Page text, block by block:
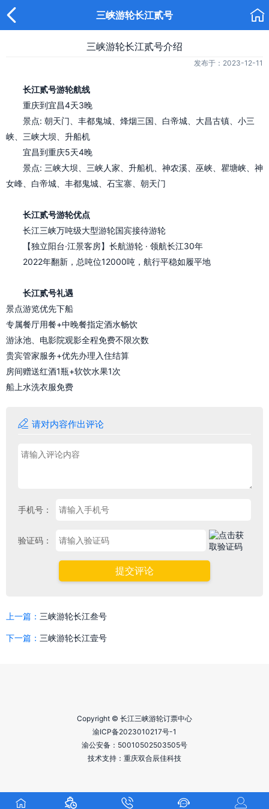
 三峡游轮长江贰号 
三峡游轮长江贰号介绍
发布于：2023-12-11
长江贰号游轮航线
重庆到宜昌4天3晚
景点: 朝天门、丰都鬼城、烽烟三国、白帝城、大昌古镇、小三
峡、三峡大坝、升船机
宜昌到重庆5天4晚
景点: 三峡大坝、三峡人家、升船机、神农溪、巫峡、瞿塘峡、神
女峰、白帝城、丰都鬼城、石宝寨、朝天门
长江贰号游轮优点
长江三峡万吨级大型游轮国宾接待游轮
【独立阳台·江景客房】长航游轮 · 领航长江30年
2022年翻新，总吨位12000吨，航行平稳如履平地
长江贰号礼遇
景点游览优先下船
专属餐厅用餐+中晚餐指定酒水畅饮
游泳池、电影院观影全程免费不限次数
贵宾管家服务+优先办理入住结算
房间赠送红酒1瓶+软饮水果1次
船上水洗衣服免费
 请对内容作出评论
手机号：
验证码：
提交评论
上一篇： 三峡游轮长江叁号
下一篇： 三峡游轮长江壹号
Copyright © 长江三峡游轮订票中心
渝ICP备2023010217号-1
渝公安备： 50010502503505号
技术支持：重庆双合辰佳科技
    